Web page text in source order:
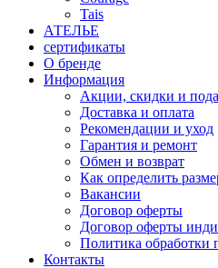
Tais
АТЕЛЬЕ
сертификаты
О бренде
Информация
Акции, скидки и
Доставка и оплата
Рекомендации и уход
Гарантия и ремонт
Обмен и возврат
Как определить
Вакансии
Договор оферты
Договор оферты
Политика обработки
Контакты